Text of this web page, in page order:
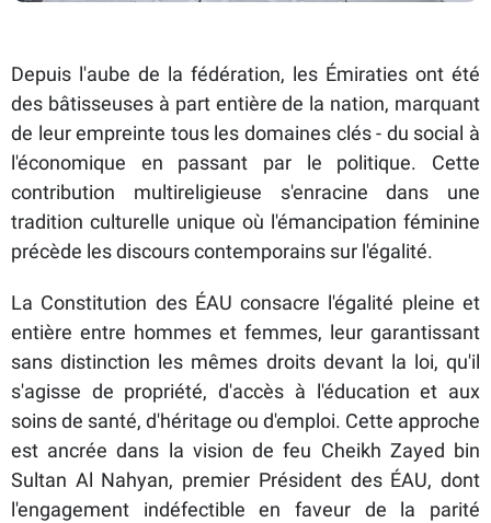
Depuis l'aube de la fédération, les Émiraties ont été
des bâtisseuses à part entière de la nation, marquant
de leur empreinte tous les domaines clés - du social à
l'économique en passant par le politique. Cette
contribution multireligieuse s'enracine dans une
tradition culturelle unique où l'émancipation féminine
précède les discours contemporains sur l'égalité.
La Constitution des ÉAU consacre l'égalité pleine et
entière entre hommes et femmes, leur garantissant
sans distinction les mêmes droits devant la loi, qu'il
s'agisse de propriété, d'accès à l'éducation et aux
soins de santé, d'héritage ou d'emploi. Cette approche
est ancrée dans la vision de feu Cheikh Zayed bin
Sultan Al Nahyan, premier Président des ÉAU, dont
l'engagement indéfectible en faveur de la parité